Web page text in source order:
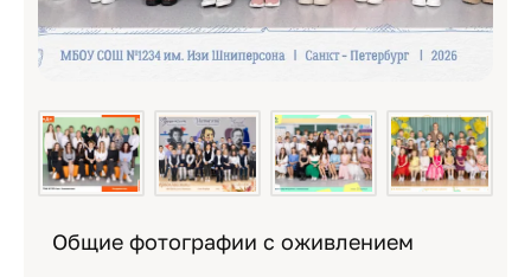
Общие фотографии с оживлением